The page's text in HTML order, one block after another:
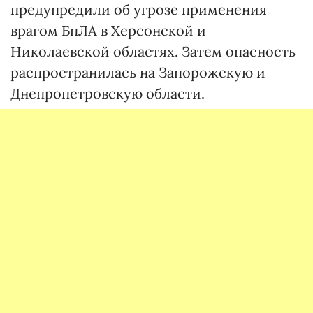
предупредили об угрозе применения
врагом БпЛА в Херсонской и
Николаевской областях. Затем опасность
распространилась на Запорожскую и
Днепропетровскую области.